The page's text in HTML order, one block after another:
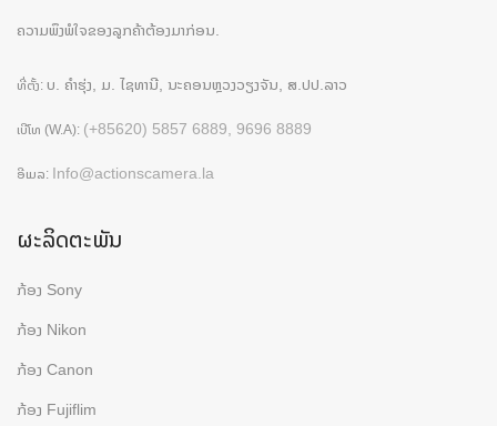
ຄວາມພຶງພໍໃຈຂອງລູກຄ້າຕ້ອງມາກ່ອນ.
ທີ່ຕັ້ງ: ບ. ຄຳຮຸ່ງ, ມ. ໄຊທານີ, ນະຄອນຫຼວງວຽງຈັນ, ສ.ປປ.ລາວ
ເບີໂທ (W.A): (+85620) 5857 6889, 9696 8889
ອີເມລ: Info@actionscamera.la
ຜະລິດຕະພັນ
ກ້ອງ Sony
ກ້ອງ Nikon
ກ້ອງ Canon
ກ້ອງ Fujiflim